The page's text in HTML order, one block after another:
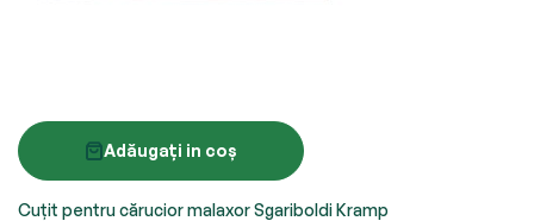
Adăugați in coș
Cuțit pentru cărucior malaxor Sgariboldi Kramp